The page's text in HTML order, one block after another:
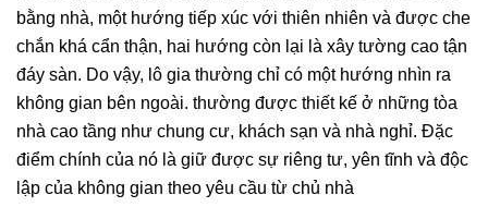
bằng nhà, một hướng tiếp xúc với thiên nhiên và được che
chắn khá cẩn thận, hai hướng còn lại là xây tường cao tận
đáy sàn. Do vậy, lô gia thường chỉ có một hướng nhìn ra
không gian bên ngoài. thường được thiết kế ở những tòa
nhà cao tầng như chung cư, khách sạn và nhà nghỉ. Đặc
điểm chính của nó là giữ được sự riêng tư, yên tĩnh và độc
lập của không gian theo yêu cầu từ chủ nhà